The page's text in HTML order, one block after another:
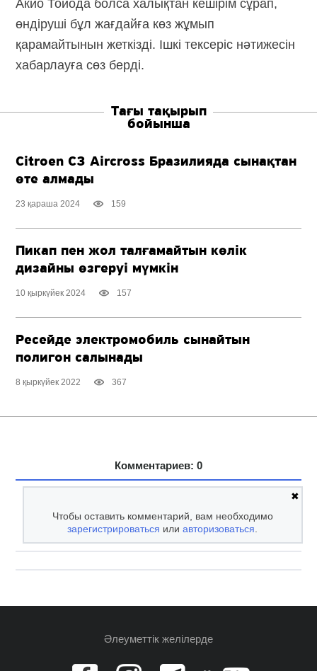
Акио Тойода болса халықтан кешірім сұрап,
өндіруші бұл жағдайға көз жұмып
қарамайтынын жеткізді. Ішкі тексеріс нәтижесін
хабарлауға сөз берді.
Тағы тақырып
бойынша
Citroen C3 Aircross Бразилияда сынақтан
өте алмады
23 қараша 2024 159
Пикап пен жол талғамайтын көлік
дизайны өзгеруі мүмкін
10 қыркүйек 2024 157
Ресейде электромобиль сынайтын
полигон салынады
8 қыркүйек 2022 367
Комментариев: 0
✖
Чтобы оставить комментарий, вам необходимо
зарегистрироваться илиавторизоваться.
Әлеуметтік желілерде